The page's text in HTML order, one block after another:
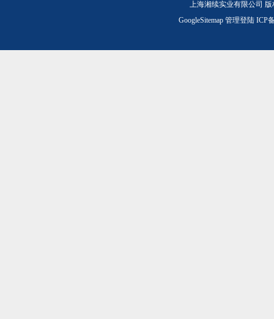
上海湘续实业有限公司
GoogleSitemap 管理登陆ICP